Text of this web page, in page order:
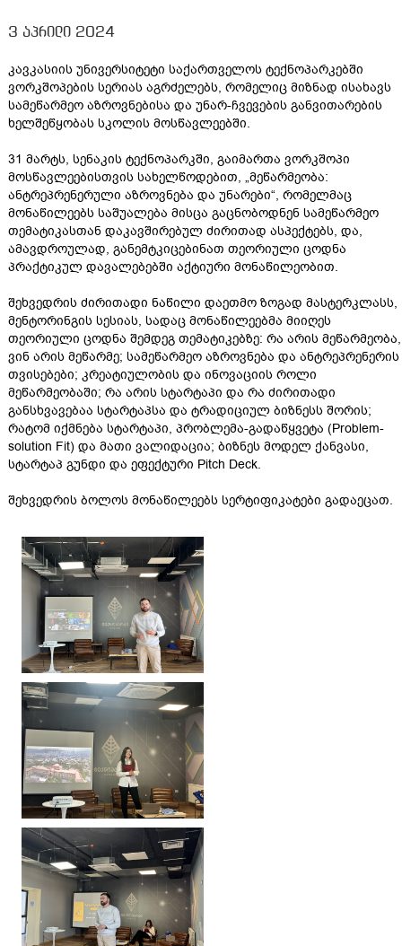
3 აპრილი 2024
კავკასიის უნივერსიტეტი საქართველოს ტექნოპარკებში
ვორკშოპების სერიას აგრძელებს, რომელიც მიზნად ისახავს
სამეწარმეო აზროვნებისა და უნარ-ჩვევების განვითარების
ხელშეწყობას სკოლის მოსწავლეებში.
31 მარტს, სენაკის ტექნოპარკში, გაიმართა ვორკშოპი
მოსწავლეებისთვის სახელწოდებით, „მეწარმეობა:
ანტრეპრენერული აზროვნება და უნარები“, რომელმაც
მონაწილეებს საშუალება მისცა გაცნობოდნენ სამეწარმეო
თემატიკასთან დაკავშირებულ ძირითად ასპექტებს, და,
ამავდროულად, განემტკიცებინათ თეორიული ცოდნა
პრაქტიკულ დავალებებში აქტიური მონაწილეობით.
შეხვედრის ძირითადი ნაწილი დაეთმო ზოგად მასტერკლასს,
მენტორინგის სესიას, სადაც მონაწილეებმა მიიღეს
თეორიული ცოდნა შემდეგ თემატიკებზე: რა არის მეწარმეობა,
ვინ არის მეწარმე; სამეწარმეო აზროვნება და ანტრეპრენერის
თვისებები; კრეატიულობის და ინოვაციის როლი
მეწარმეობაში; რა არის სტარტაპი და რა ძირითადი
განსხვავებაა სტარტაპსა და ტრადიციულ ბიზნესს შორის;
რატომ იქმნება სტარტაპი, პრობლემა-გადაწყვეტა (Problem-
solution Fit) და მათი ვალიდაცია; ბიზნეს მოდელ ქანვასი,
სტარტაპ გუნდი და ეფექტური Pitch Deck.
შეხვედრის ბოლოს მონაწილეებს სერტიფიკატები გადაეცათ.